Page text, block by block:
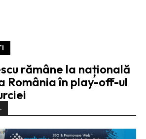
rămâne la națională
România în play-off-ul